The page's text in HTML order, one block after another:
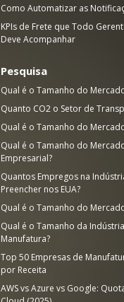
Como Automatizar as
KPIs de Frete que Todo
Deve Acompanhar
Pesquisa
Qual é o Tamanho do
Quanto CO2 o Setor de
Qual é o Tamanho do
Qual é o Tamanho do
Empresarial?
Quantos Empregos na
Preencher nos EUA?
Qual é o Tamanho do Mercado
Qual é o Tamanho da
Manufatura?
Top 50 Empresas de
por Receita
AWS vs Azure vs Google: